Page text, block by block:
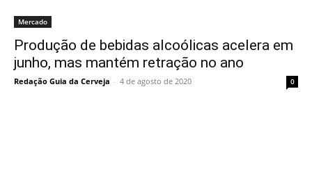
Mercado
Produção de bebidas alcoólicas acelera em
junho, mas mantém retração no ano
Redação Guia da Cerveja - 4 de agosto de 2020 0